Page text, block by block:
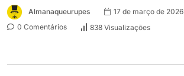
Almanaqueurupes
17 de março de 2026
0 Comentários
838 Visualizações